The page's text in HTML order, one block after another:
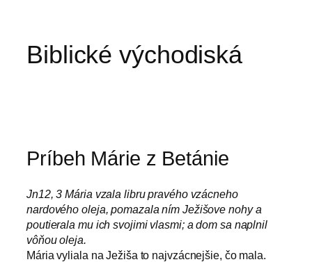
Biblické východiská
Príbeh Márie z Betánie
Jn12, 3 Mária vzala libru pravého vzácneho
nardového oleja, pomazala ním Ježišove nohy a
poutierala mu ich svojimi vlasmi; a dom sa naplnil
vôňou oleja.
Mária vyliala na Ježiša to najvzácnejšie, čo mala.